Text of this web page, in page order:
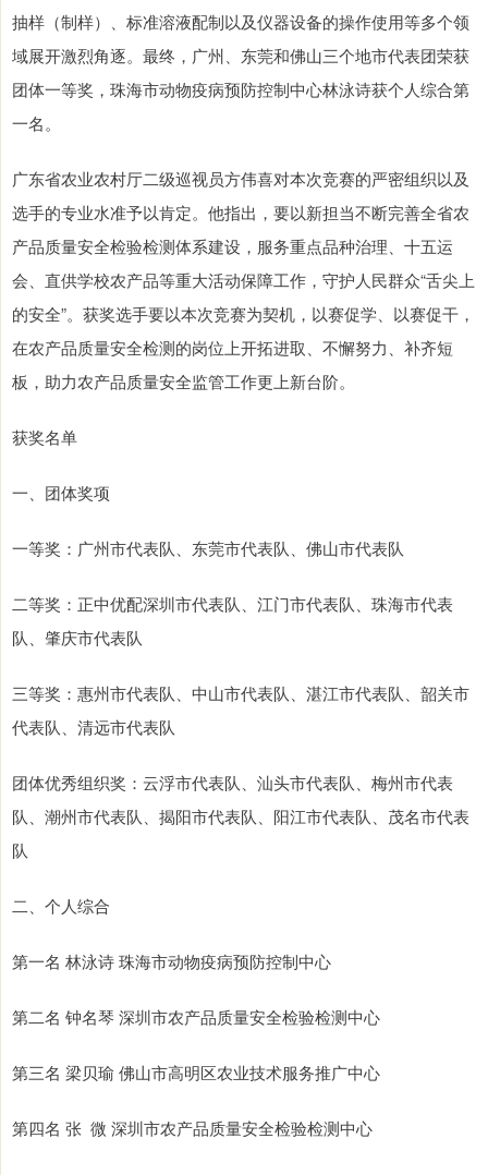
抽样（制样）、标准溶液配制以及仪器设备的操作使用等多个领
域展开激烈角逐。最终，广州、东莞和佛山三个地市代表团荣获
团体一等奖，珠海市动物疫病预防控制中心林泳诗获个人综合第
一名。
广东省农业农村厅二级巡视员方伟喜对本次竞赛的严密组织以及
选手的专业水准予以肯定。他指出，要以新担当不断完善全省农
产品质量安全检验检测体系建设，服务重点品种治理、十五运
会、直供学校农产品等重大活动保障工作，守护人民群众“舌尖上
的安全”。获奖选手要以本次竞赛为契机，以赛促学、以赛促干，
在农产品质量安全检测的岗位上开拓进取、不懈努力、补齐短
板，助力农产品质量安全监管工作更上新台阶。
获奖名单
一、团体奖项
一等奖：广州市代表队、东莞市代表队、佛山市代表队
二等奖：正中优配深圳市代表队、江门市代表队、珠海市代表
队、肇庆市代表队
三等奖：惠州市代表队、中山市代表队、湛江市代表队、韶关市
代表队、清远市代表队
团体优秀组织奖：云浮市代表队、汕头市代表队、梅州市代表
队、潮州市代表队、揭阳市代表队、阳江市代表队、茂名市代表
队
二、个人综合
第一名 林泳诗 珠海市动物疫病预防控制中心
第二名 钟名琴 深圳市农产品质量安全检验检测中心
第三名 梁贝瑜 佛山市高明区农业技术服务推广中心
第四名 张 微 深圳市农产品质量安全检验检测中心